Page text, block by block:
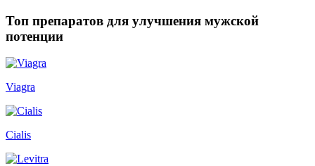
Топ препаратов для улучшения мужской
потенции
Viagra
Cialis